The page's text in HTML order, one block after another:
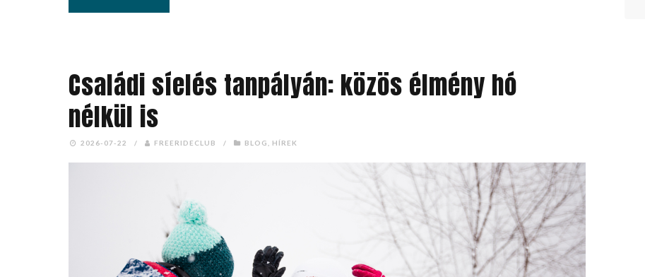
Családi síelés tanpályán: közös élmény hó
nélkül is
2026-07-22 / FREERIDECLUB / BLOG HÍREK